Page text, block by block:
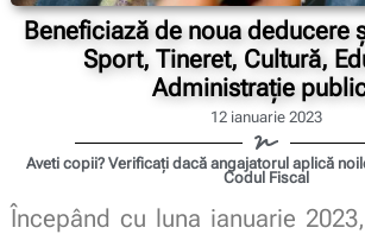
Beneficiază de noua deducere
Sport, Tineret, Cultură,
Administrație
12 ianuarie 2023
Aveti copii? Verificați dacă angajatorul aplică
Codul Fiscal
Începând cu luna ianuarie